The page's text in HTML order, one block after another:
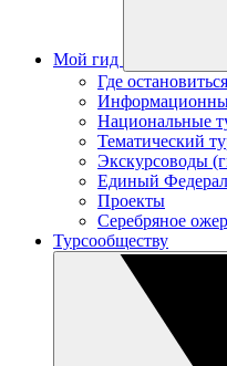
Мой гид
Где остановиться
Национальные
Тематический
Экскурсоводы
Единый
Проекты
Серебряное
Турсообществу